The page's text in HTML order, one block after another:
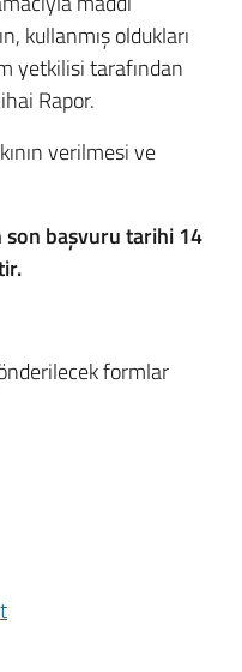
kullanmış oldukları
yetkilisi tarafından
Rapor.
verilmesi ve
son başvuru tarihi 14
formlar